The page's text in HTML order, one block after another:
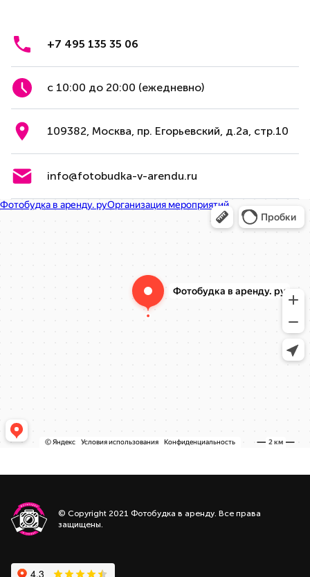
+7 495 135 35 06
с 10:00 до 20:00 (ежедневно)
109382, Москва, пр. Егорьевский, д.2а, стр.10
info@fotobudka-v-arendu.ru
© Copyright 2021 Фотобудка в аренду. Все права
защищены.